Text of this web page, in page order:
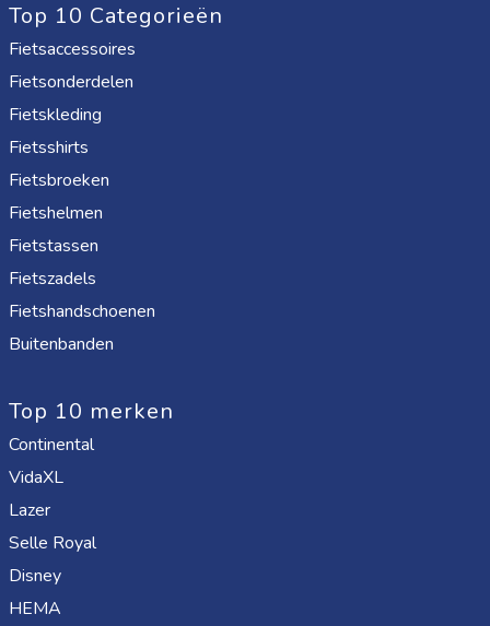
Top 10 Categorieën
Fietsaccessoires
Fietsonderdelen
Fietskleding
Fietsshirts
Fietsbroeken
Fietshelmen
Fietstassen
Fietszadels
Fietshandschoenen
Buitenbanden
Top 10 merken
Continental
VidaXL
Lazer
Selle Royal
Disney
HEMA